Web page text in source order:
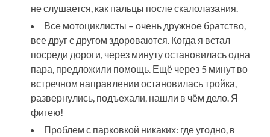
не слушается, как пальцы после скалолазания.
Все мотоциклисты – очень дружное братство,
все друг с другом здороваются. Когда я встал
посреди дороги, через минуту остановилась одна
пара, предложили помощь. Ещё через 5 минут во
встречном направлении остановилась тройка,
развернулись, подъехали, нашли в чём дело. Я
фигею!
Проблем с парковкой никаких: где угодно, в